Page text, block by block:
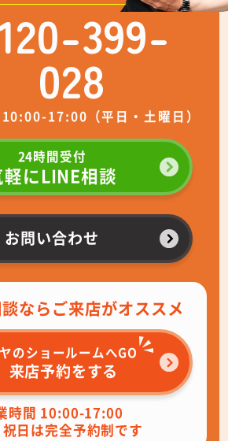
399-
028
17:00（平日・土曜日）
24時間受付
軽にLINE相談
お問い合わせ
ならご来店がオススメ
のショールームへGO
来店予約をする
時間 10:00-17:00
日は完全予約制です